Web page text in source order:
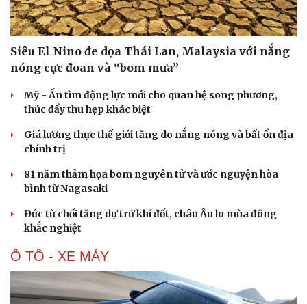
Cải chính
Siêu El Nino đe dọa Thái Lan, Malaysia với nắng
nóng cực đoan và “bom mưa”
Mỹ - Ấn tìm động lực mới cho quan hệ song phương,
thúc đẩy thu hẹp khác biệt
Giá lương thực thế giới tăng do nắng nóng và bất ổn địa
chính trị
81 năm thảm họa bom nguyên tử và ước nguyện hòa
bình từ Nagasaki
Đức từ chối tăng dự trữ khí đốt, châu Âu lo mùa đông
khắc nghiệt
Ô TÔ - XE MÁY